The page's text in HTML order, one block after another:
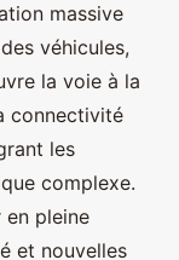
massive
véhicules,
la voie à la
connectivité
les
complexe.
en pleine
et nouvelles